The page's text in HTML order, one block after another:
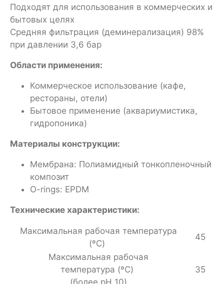
Подходят для использования в коммерческих и
бытовых целях
Средняя фильтрация (деминерализация) 98%
при давлении 3,6 бар
Области применения:
Коммерческое использование (кафе,
рестораны, отели)
Бытовое применение (аквариумистика,
гидропоника)
Материалы конструкции:
Мембрана: Полиамидный тонкопленочный
композит
O-rings: EPDM
Технические характеристики:
Максимальная рабочая температура
(ºC)
45
Максимальная рабочая
температура (ºC)
(более pH 10)
35